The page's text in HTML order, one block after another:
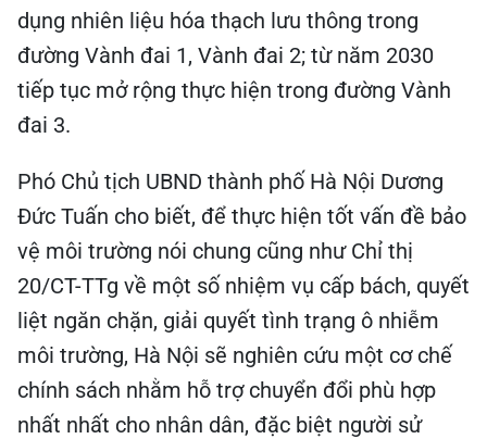
dụng nhiên liệu hóa thạch lưu thông trong
đường Vành đai 1, Vành đai 2; từ năm 2030
tiếp tục mở rộng thực hiện trong đường Vành
đai 3.
Phó Chủ tịch UBND thành phố Hà Nội Dương
Đức Tuấn cho biết, để thực hiện tốt vấn đề bảo
vệ môi trường nói chung cũng như Chỉ thị
20/CT-TTg về một số nhiệm vụ cấp bách, quyết
liệt ngăn chặn, giải quyết tình trạng ô nhiễm
môi trường, Hà Nội sẽ nghiên cứu một cơ chế
chính sách nhằm hỗ trợ chuyển đổi phù hợp
nhất nhất cho nhân dân, đặc biệt người sử